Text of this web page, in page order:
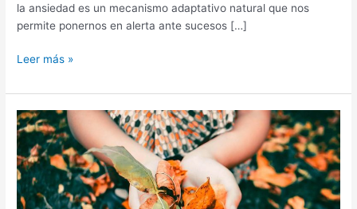
la ansiedad es un mecanismo adaptativo natural que nos
permite ponernos en alerta ante sucesos […]
Leer más »
Claves
para
subir
nuestras
defensas